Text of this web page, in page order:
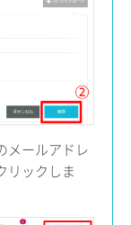
メールアドレ
リックしま